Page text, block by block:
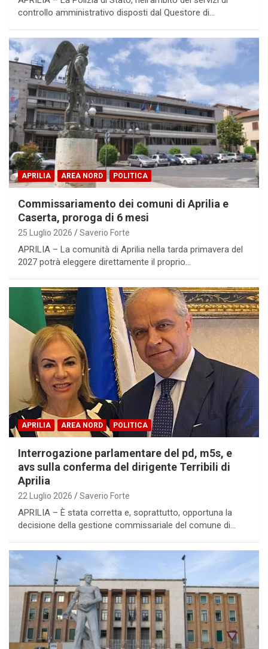
controllo amministrativo disposti dal Questore di…
APRILIA AREA NORD POLITICA
Commissariamento dei comuni di Aprilia e
Caserta, proroga di 6 mesi
25 Luglio 2026 Saverio Forte
APRILIA – La comunità di Aprilia nella tarda primavera del
2027 potrà eleggere direttamente il proprio…
APRILIA AREA NORD POLITICA
Interrogazione parlamentare del pd, m5s, e
avs sulla conferma del dirigente Terribili di
Aprilia
22 Luglio 2026 Saverio Forte
APRILIA – È stata corretta e, soprattutto, opportuna la
decisione della gestione commissariale del comune di…